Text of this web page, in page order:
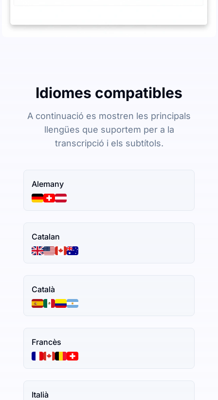
Idiomes compatibles
A continuació es mostren les principals
llengües que suportem per a la
transcripció i els subtítols.
Alemany
Catalan
Català
Francès
Italià